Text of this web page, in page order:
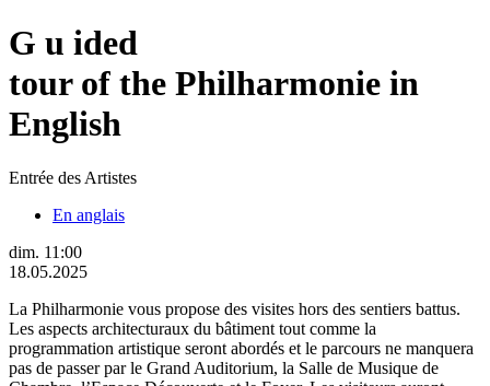
G u ided
tour of the Philharmonie in
English
Entrée des Artistes
En anglais
dim. 11:00
18.05.2025
La Philharmonie vous propose des visites hors des sentiers battus.
Les aspects architecturaux du bâtiment tout comme la
programmation artistique seront abordés et le parcours ne manquera
pas de passer par le Grand Auditorium, la Salle de Musique de